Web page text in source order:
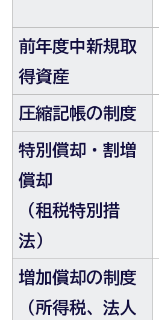
前年度中新規取
得資産
圧縮記帳の制度
特別償却・割増
償却
（租税特別措
法）
増加償却の制度
（所得税、法人